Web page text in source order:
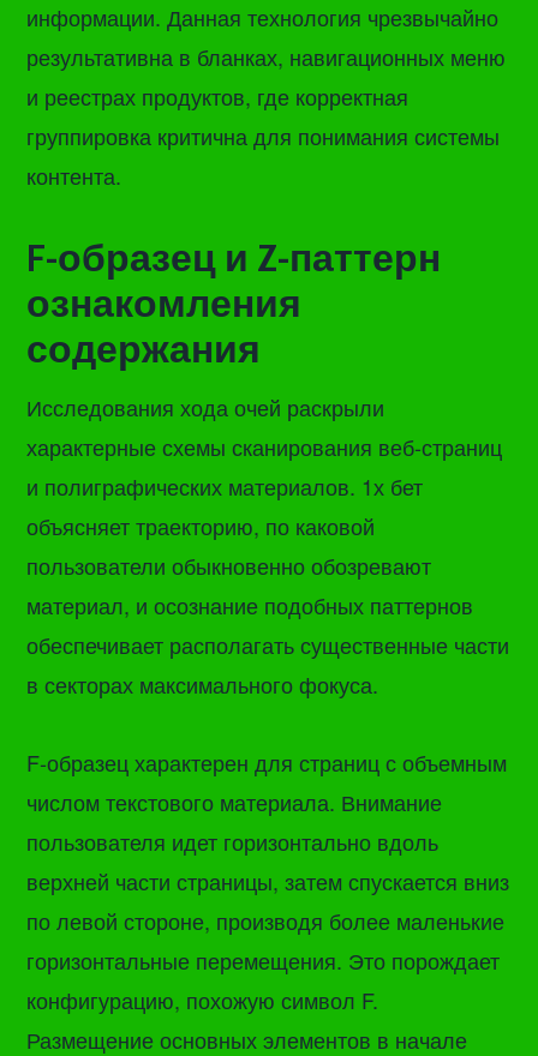
информации. Данная технология чрезвычайно
результативна в бланках, навигационных меню
и реестрах продуктов, где корректная
группировка критична для понимания системы
контента.
F-образец и Z-паттерн
ознакомления
содержания
Исследования хода очей раскрыли
характерные схемы сканирования веб-страниц
и полиграфических материалов. 1х бет
объясняет траекторию, по каковой
пользователи обыкновенно обозревают
материал, и осознание подобных паттернов
обеспечивает располагать существенные части
в секторах максимального фокуса.
F-образец характерен для страниц с объемным
числом текстового материала. Внимание
пользователя идет горизонтально вдоль
верхней части страницы, затем спускается вниз
по левой стороне, производя более маленькие
горизонтальные перемещения. Это порождает
конфигурацию, похожую символ F.
Размещение основных элементов в начале